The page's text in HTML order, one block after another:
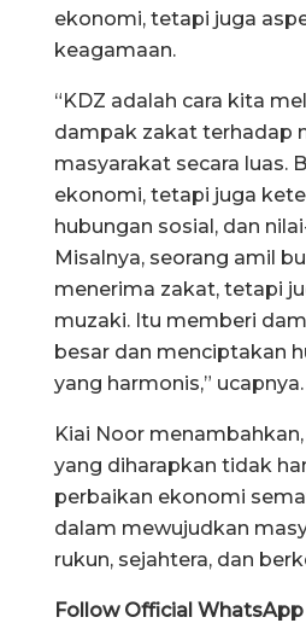
ekonomi, tetapi juga
keagamaan.
“KDZ adalah cara kita
dampak zakat terhadap
masyarakat secara luas.
ekonomi, tetapi juga
hubungan sosial, dan
Misalnya, seorang amil
menerima zakat, tetapi
muzaki. Itu memberi
besar dan menciptakan
yang harmonis,” ucapnya.
Kiai Noor
yang diharapkan tidak
perbaikan ekonomi
dalam mewujudkan
rukun, sejahtera, dan
Follow Official WhatsApp